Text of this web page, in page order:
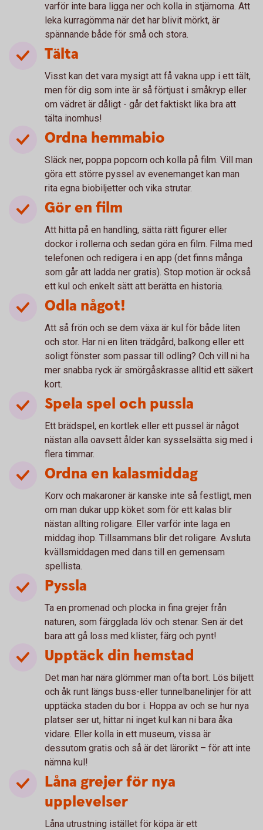
varför inte bara ligga ner och kolla in stjärnorna. Att
leka kurragömma när det har blivit mörkt, är
spännande både för små och stora.
Tälta
Visst kan det vara mysigt att få vakna upp i ett tält,
men för dig som inte är så förtjust i småkryp eller
om vädret är dåligt - går det faktiskt lika bra att
tälta inomhus!
Ordna hemmabio
Släck ner, poppa popcorn och kolla på film. Vill man
göra ett större pyssel av evenemanget kan man
rita egna biobiljetter och vika strutar.
Gör en film
Att hitta på en handling, sätta rätt figurer eller
dockor i rollerna och sedan göra en film. Filma med
telefonen och redigera i en app (det finns många
som går att ladda ner gratis). Stop motion är också
ett kul och enkelt sätt att berätta en historia.
Odla något!
Att så frön och se dem växa är kul för både liten
och stor. Har ni en liten trädgård, balkong eller ett
soligt fönster som passar till odling? Och vill ni ha
mer snabba ryck är smörgåskrasse alltid ett säkert
kort.
Spela spel och pussla
Ett brädspel, en kortlek eller ett pussel är något
nästan alla oavsett ålder kan sysselsätta sig med i
flera timmar.
Ordna en kalasmiddag
Korv och makaroner är kanske inte så festligt, men
om man dukar upp köket som för ett kalas blir
nästan allting roligare. Eller varför inte laga en
middag ihop. Tillsammans blir det roligare. Avsluta
kvällsmiddagen med dans till en gemensam
spellista.
Pyssla
Ta en promenad och plocka in fina grejer från
naturen, som färgglada löv och stenar. Sen är det
bara att gå loss med klister, färg och pynt!
Upptäck din hemstad
Det man har nära glömmer man ofta bort. Lös biljett
och åk runt längs buss-eller tunnelbanelinjer för att
upptäcka staden du bor i. Hoppa av och se hur nya
platser ser ut, hittar ni inget kul kan ni bara åka
vidare. Eller kolla in ett museum, vissa är
dessutom gratis och så är det lärorikt – för att inte
nämna kul!
Låna grejer för nya
upplevelser
Låna utrustning istället för köpa är ett